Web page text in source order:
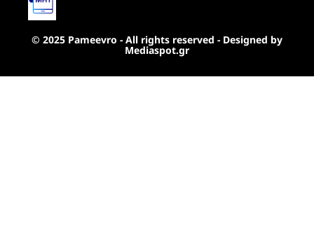
© 2025 Pameevro - All rights reserved - Designed by
Mediaspot.gr